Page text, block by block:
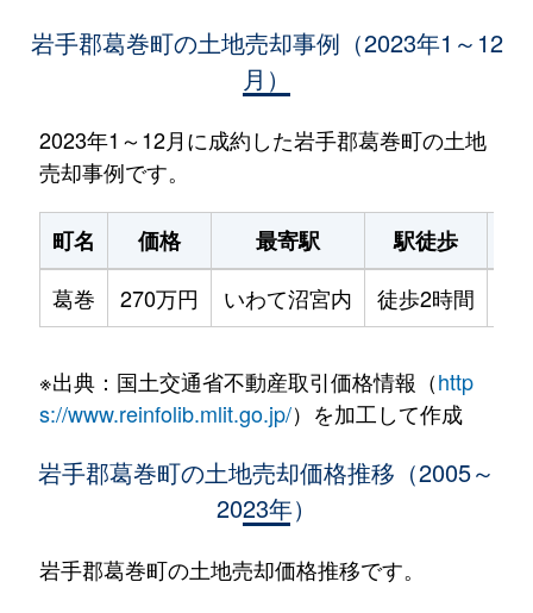
岩手郡葛巻町の土地売却事例（2023年1～12
月）
2023年1～12月に成約した岩手郡葛巻町の土地
売却事例です。
町名 価格 最寄駅 駅徒歩
葛巻
270万円 いわて沼宮内 徒歩2時間
※出典：国土交通省不動産取引価格情報（http
s://www.reinfolib.mlit.go.jp/）を加工して作成
岩手郡葛巻町の土地売却価格推移（2005～
2023年）
岩手郡葛巻町の土地売却価格推移です。